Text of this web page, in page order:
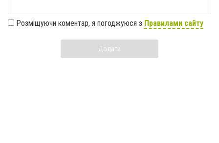
Розміщуючи коментар, я погоджуюся з Правилами сайту
Додати